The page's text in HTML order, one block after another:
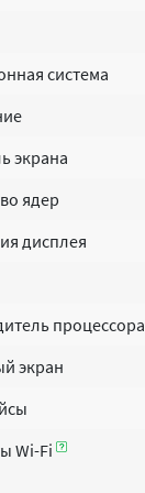
система
экрана
ядер
дисплея
процессора
экран
Wi-Fi